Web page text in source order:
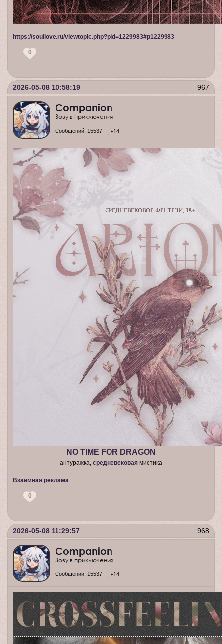
https://soullove.ru/viewtopic.php?pid=1229983#p1229983
0
967
2026-05-08 10:58:19
Companion
Зову в приключения
Сообщений: 15537 +14
NO TIME FOR DRAGON
антуражка, средневековая мистика
Взаимная реклама
0
968
2026-05-08 11:29:57
Companion
Зову в приключения
Сообщений: 15537 +14